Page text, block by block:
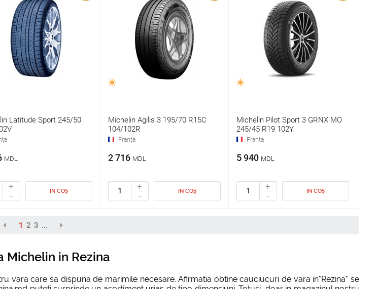
Latitude Sport 245/50
MDL
+
- IN COȘ
Michelin Agilis 3 195/70 R15C
104/102R
Franța
2 716 MDL
+
- IN COȘ
Michelin Pilot Sport 3 GRNX MO
245/45 R19 102Y
Franța
5 940 MDL
+
- IN COȘ
1 2 3 ...
in Rezina
care sa dispuna de marimile necesare. Afirmatia obtine cauciucuri de vara in"Rezina" se